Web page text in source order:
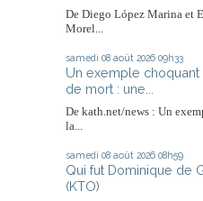
De Diego López Marina et
Morel...
samedi 08 août 2026 09h33
Un exemple
de mort : une...
De kath.net/news : Un
la...
samedi 08 août 2026 08h59
Qui fut Dominique de
(KTO)